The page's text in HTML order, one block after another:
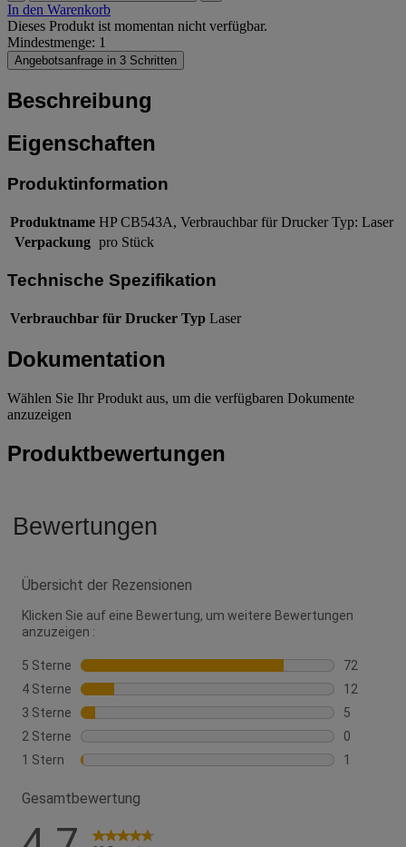
In den Warenkorb
Dieses Produkt ist momentan nicht verfügbar.
Mindestmenge: 1
Angebotsanfrage in 3 Schritten
Beschreibung
Eigenschaften
Produktinformation
Produktname HP CB543A, Verbrauchbar für Drucker Typ: Laser
Verpackung pro Stück
Technische Spezifikation
Verbrauchbar für Drucker Typ Laser
Dokumentation
Wählen Sie Ihr Produkt aus, um die verfügbaren Dokumente
anzuzeigen
Produktbewertungen